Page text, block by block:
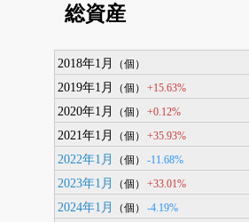
総資産
2018年1月 （個）
2019年1月
（個） +15.63%
2020年1月
（個） +0.12%
2021年1月
（個） +35.93%
2022年1月
（個） -11.68%
2023年1月
（個） +33.01%
2024年1月
（個） -4.19%